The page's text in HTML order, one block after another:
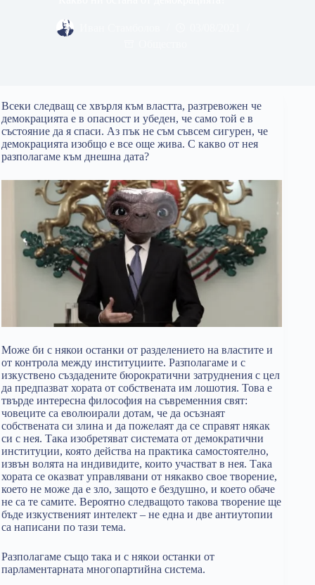
Всеки следващ се хвърля към властта, разтревожен че
демокрацията е в опасност и убеден, че само той е в
състояние да я спаси. Аз пък не съм съвсем сигурен, че
демокрацията изобщо е все още жива. С какво от нея
разполагаме към днешна дата?
Може би с някои останки от разделението на властите и
от контрола между институциите. Разполагаме и с
изкуствено създадените бюрократични затруднения с цел
да предпазват хората от собствената им лошотия. Това е
твърде интересна философия на съвременния свят:
човеците са еволюирали дотам, че да осъзнаят
собствената си злина и да пожелаят да се справят някак
си с нея. Така изобретяват системата от демократични
институции, която действа на практика самостоятелно,
извън волята на индивидите, които участват в нея. Така
хората се оказват управлявани от някакво свое творение,
което не може да е зло, защото е бездушно, и което обаче
не са те самите. Вероятно следващото такова творение ще
бъде изкуственият интелект – не една и две антиутопии
са написани по тази тема.
Разполагаме също така и с някои останки от
парламентарната многопартийна система.